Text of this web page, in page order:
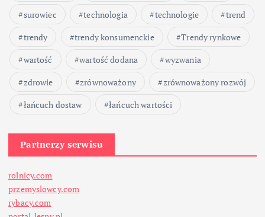
surowiec
technologia technologie
trend
trendy
trendy konsumenckie
Trendy rynkowe
wartość
wartość dodana
wyzwania
zdrowie
zrównoważony
zrównoważony rozwój
łańcuch dostaw
łańcuch wartości
Partnerzy serwisu
rolnicy.com
przemyslowcy.com
rybacy.com